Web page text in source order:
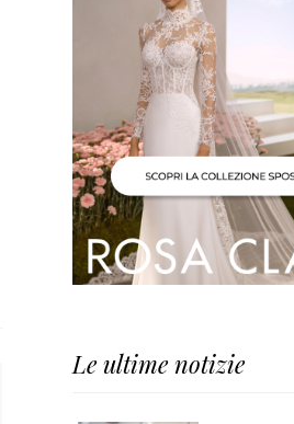
Le ultime notizie